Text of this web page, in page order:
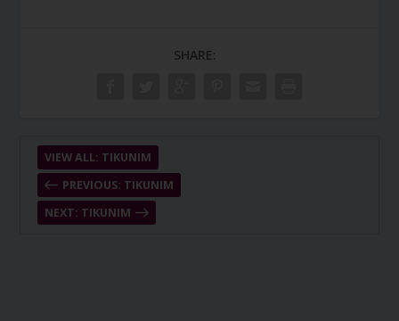
SHARE:
PREVIOUS: TIKUNIM
VIEW ALL: TIKUNIM
NEXT: TIKUNIM